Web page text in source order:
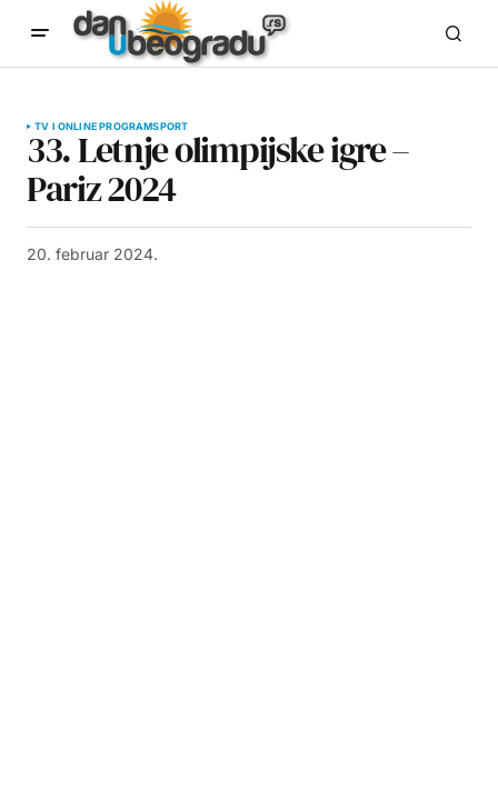
TV I ONLINE PROGRAMSPORT
33. Letnje olimpijske igre –
Pariz 2024
20. februar 2024.